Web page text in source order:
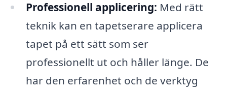
Professionell applicering: Med rätt
teknik kan en tapetserare applicera
tapet på ett sätt som ser
professionellt ut och håller länge. De
har den erfarenhet och de verktyg